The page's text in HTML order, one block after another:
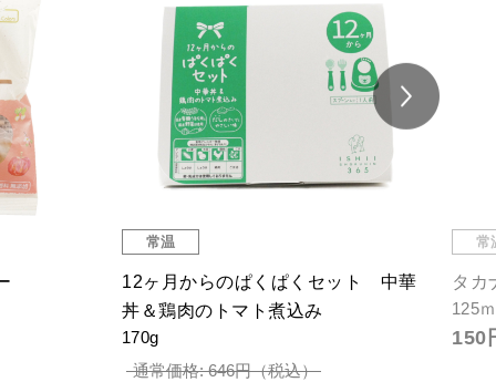
常温
12ヶ月からのぱくぱくセット 中華
丼＆鶏肉のトマト煮込み
170g
通常価格: 646円（税込）
常
タ
125
150